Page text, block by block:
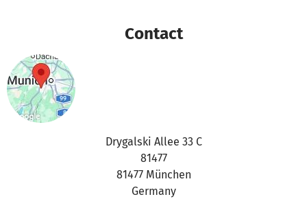
Contact
Drygalski Allee 33 C
81477
81477 München
Germany